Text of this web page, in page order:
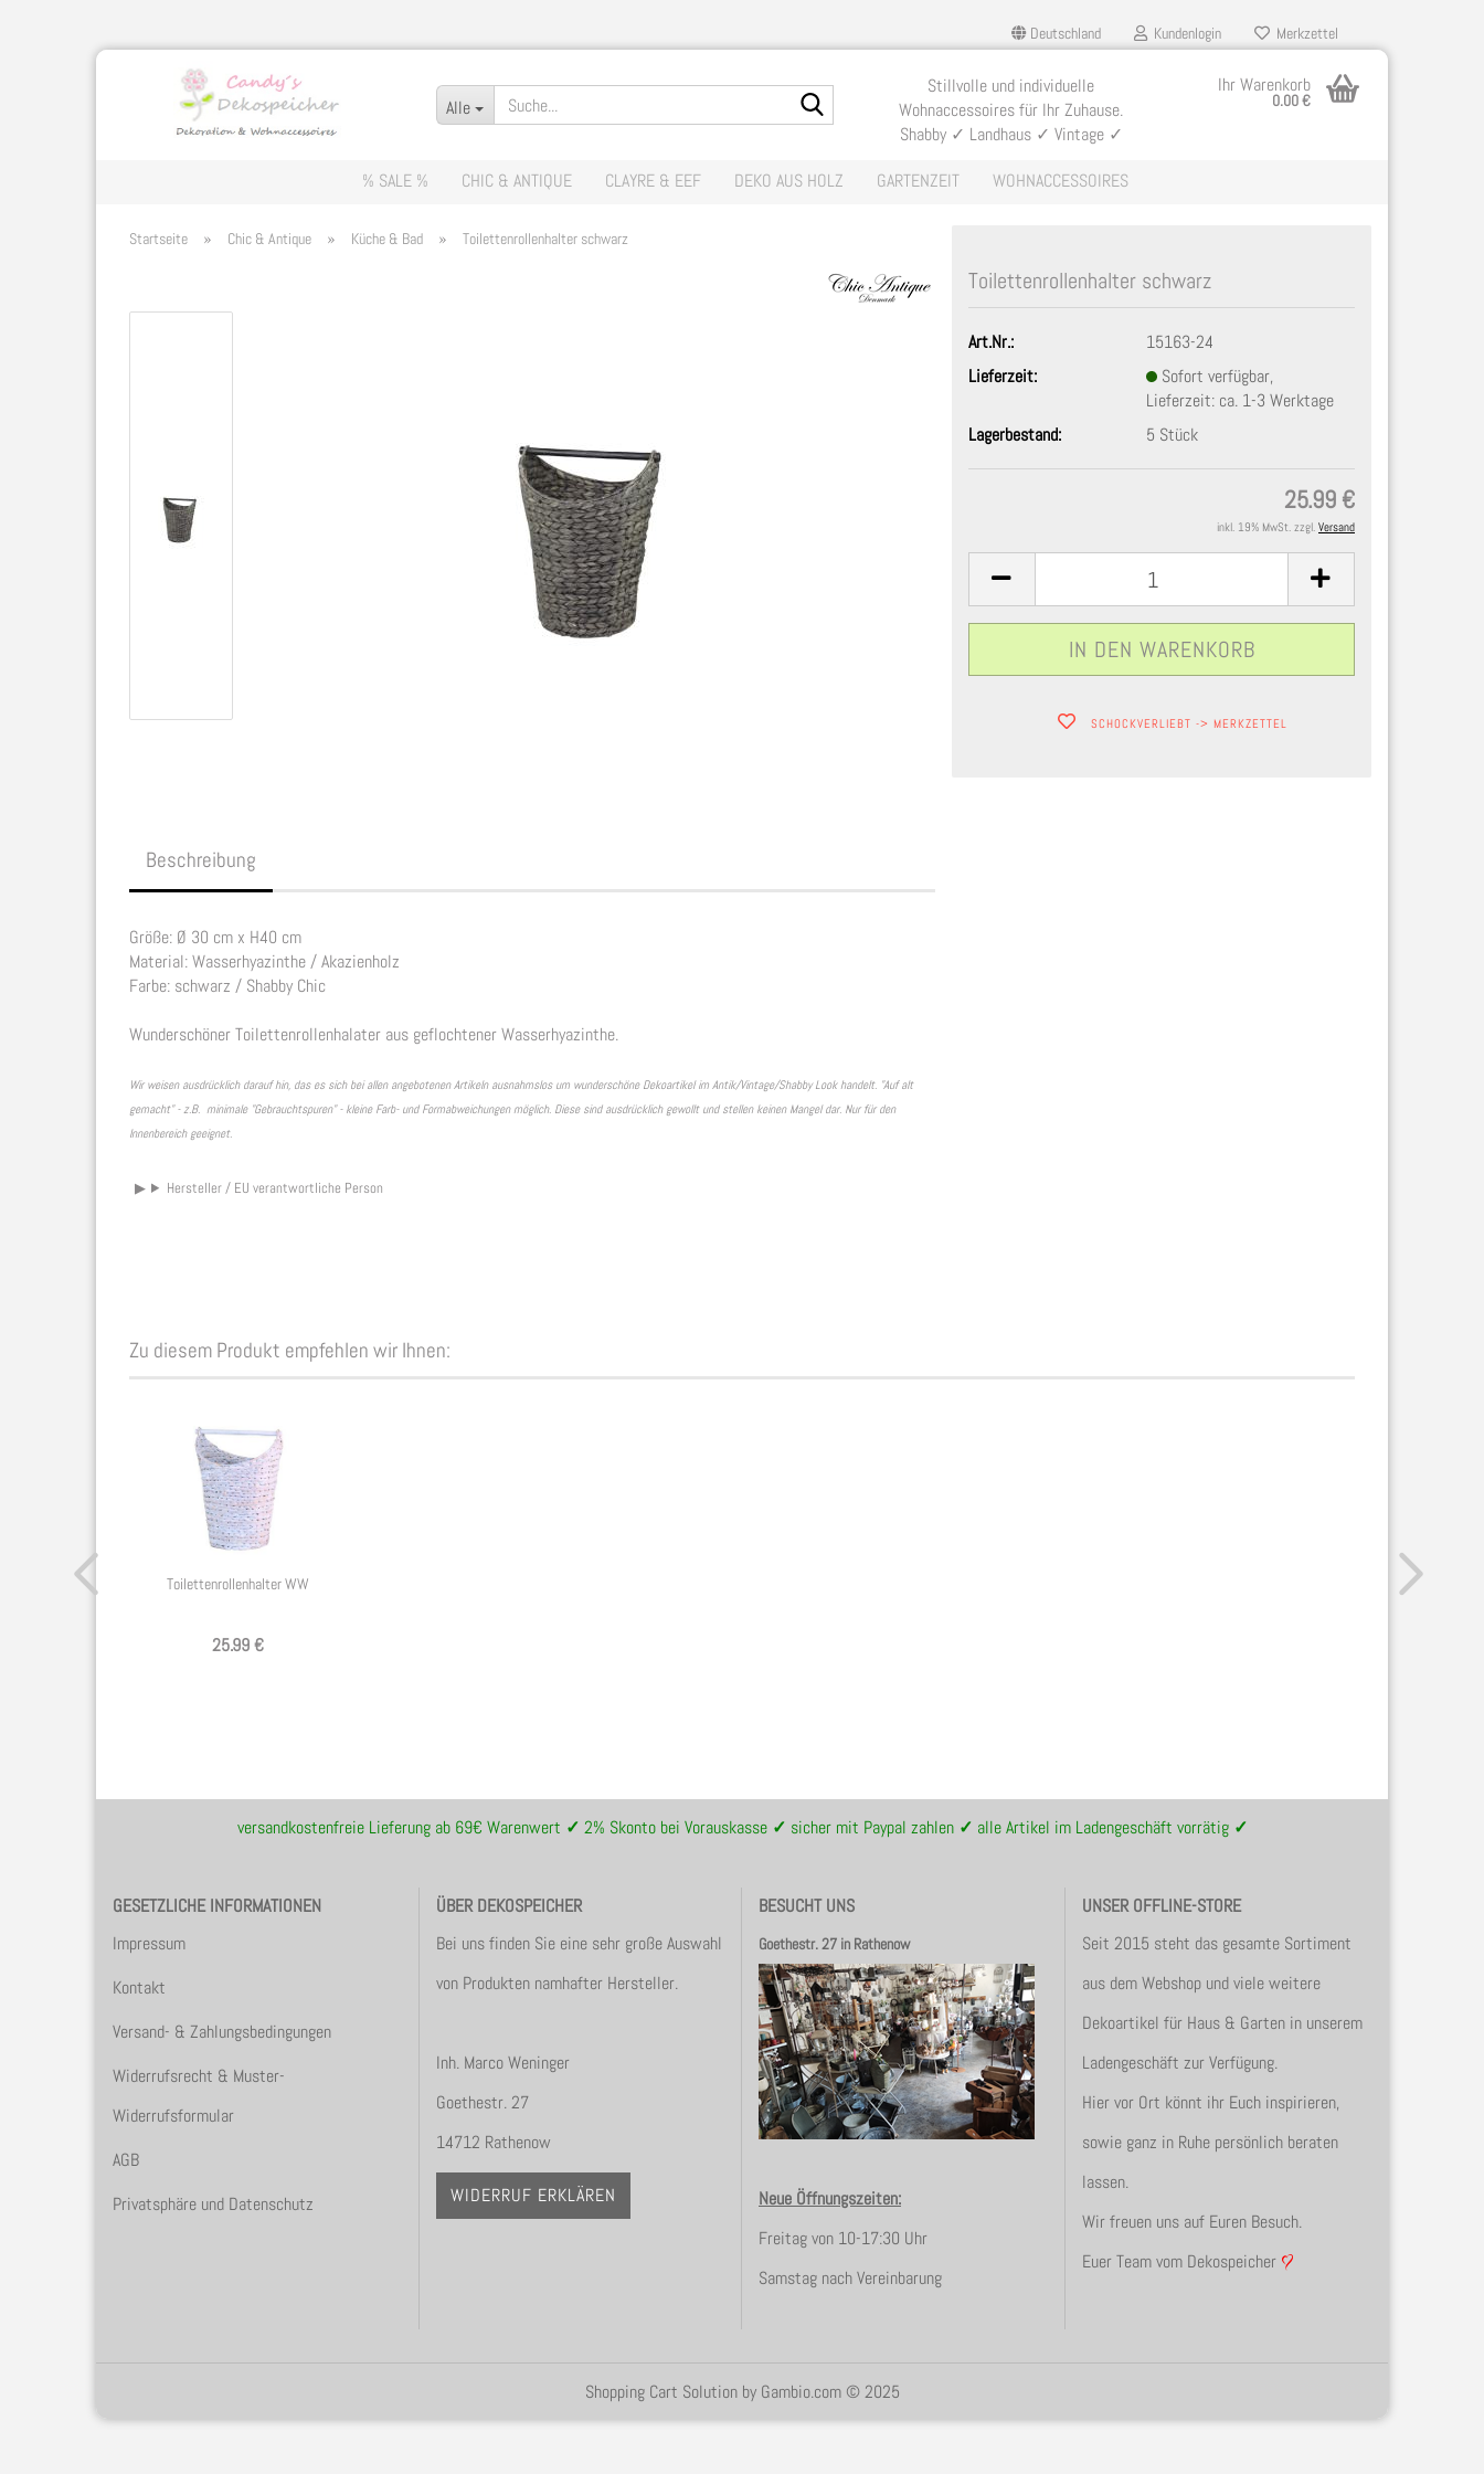
Deutschland
Lieferland
Kundenlogin
Konto erstellen
Passwort vergessen?
Merkzettel
Alle
Stillvolle und individuelle
Wohnaccessoires für Ihr Zuhause.
Shabby ✓ Landhaus ✓ Vintage ✓
Ihr Warenkorb
0.00 €
% SALE % CHIC & ANTIQUE CLAYRE & EEF DEKO AUS HOLZ GARTENZEIT WOHNACCESSOIRES
Startseite » Chic & Antique » Küche & Bad » Toilettenrollenhalter schwarz
Toilettenrollenhalter schwarz
Art.Nr.:
15163-24
Lieferzeit:
Sofort verfügbar,
Lieferzeit: ca. 1-3 Werktage
Lagerbestand:
5 Stück
25.99 €
inkl. 19% MwSt. zzgl. Versand
SCHOCKVERLIEBT -> MERKZETTEL
Beschreibung
Größe: Ø 30 cm x H40 cm
Material: Wasserhyazinthe / Akazienholz
Farbe: schwarz / Shabby Chic
Wunderschöner Toilettenrollenhalater aus geflochtener Wasserhyazinthe.
Wir weisen ausdrücklich darauf hin, das es sich bei allen angebotenen Artikeln ausnahmslos um wunderschöne Dekoartikel im Antik/Vintage/Shabby Look handelt. "Auf alt
gemacht" - z.B. minimale "Gebrauchtspuren" - kleine Farb- und Formabweichungen möglich. Diese sind ausdrücklich gewollt und stellen keinen Mangel dar. Nur für den
Innenbereich geeignet.
Hersteller / EU verantwortliche Person
Zu diesem Produkt empfehlen wir Ihnen:
Toilettenrollenhalter WW
25.99 €
versandkostenfreie Lieferung ab 69€ Warenwert ✓ 2% Skonto bei Vorauskasse ✓ sicher mit Paypal zahlen ✓ alle Artikel im Ladengeschäft vorrätig ✓
GESETZLICHE INFORMATIONEN
Impressum
Kontakt
Versand- & Zahlungsbedingungen
Widerrufsrecht & Muster-
Widerrufsformular
AGB
Privatsphäre und Datenschutz
ÜBER DEKOSPEICHER
Bei uns finden Sie eine sehr große Auswahl
von Produkten namhafter Hersteller.
Inh. Marco Weninger
Goethestr. 27
14712 Rathenow
WIDERRUF ERKLÄREN
BESUCHT UNS
Goethestr. 27 in Rathenow
Neue Öffnungszeiten:
Freitag von 10-17:30 Uhr
Samstag nach Vereinbarung
UNSER OFFLINE-STORE
Seit 2015 steht das gesamte Sortiment
aus dem Webshop und viele weitere
Dekoartikel für Haus & Garten in unserem
Ladengeschäft zur Verfügung.
Hier vor Ort könnt ihr Euch inspirieren,
sowie ganz in Ruhe persönlich beraten
lassen.
Wir freuen uns auf Euren Besuch.
Euer Team vom Dekospeicher
Shopping Cart Solutionby Gambio.com © 2025